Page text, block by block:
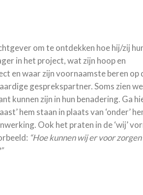
om te ontdekken hoe hij/zij
in het project, wat zijn hoop en
en waar zijn voornaamste beren op
gesprekspartner. Soms zien we
kunnen zijn in hun benadering. Ga
hem staan in plaats van ‘onder’
Ook het praten in de ‘wij’
“Hoe kunnen wij er voor